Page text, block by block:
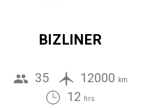
BIZLINER
35 12000 km
12 hrs